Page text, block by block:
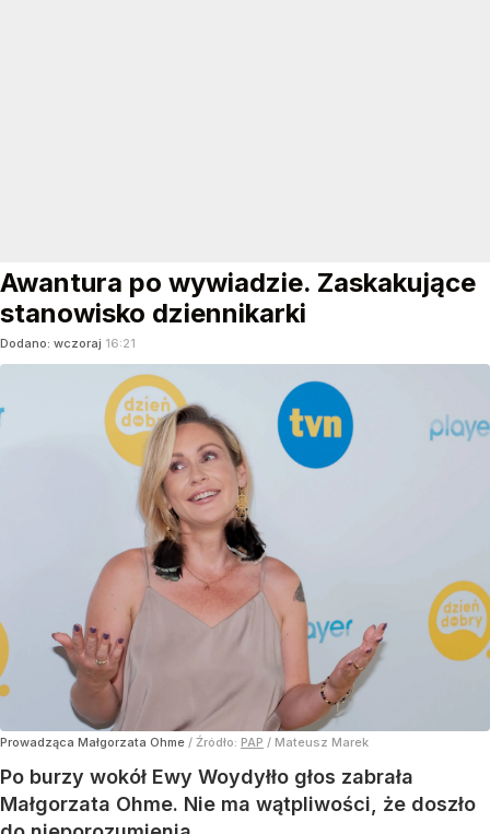
Awantura po wywiadzie. Zaskakujące
stanowisko dziennikarki
Dodano: wczoraj 16:21
Prowadząca Małgorzata Ohme / Źródło: PAP / Mateusz Marek
Po burzy wokół Ewy Woydyłło głos zabrała
Małgorzata Ohme. Nie ma wątpliwości, że doszło